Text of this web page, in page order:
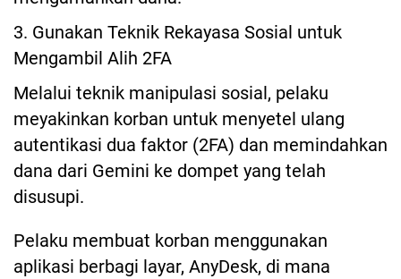
3. Gunakan Teknik Rekayasa Sosial untuk
Mengambil Alih 2FA
Melalui teknik manipulasi sosial, pelaku
meyakinkan korban untuk menyetel ulang
autentikasi dua faktor (2FA) dan memindahkan
dana dari Gemini ke dompet yang telah
disusupi.
Pelaku membuat korban menggunakan
aplikasi berbagi layar, AnyDesk, di mana